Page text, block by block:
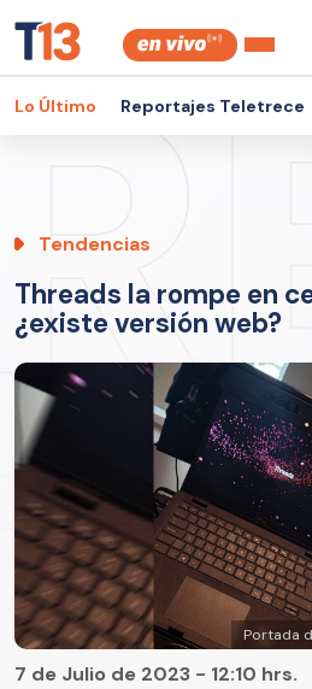
Lo Último Reportajes Teletrece
Tendencias
Threads la rompe en
¿existe versión web?
Portada
7 de Julio de 2023 - 12:10 hrs.